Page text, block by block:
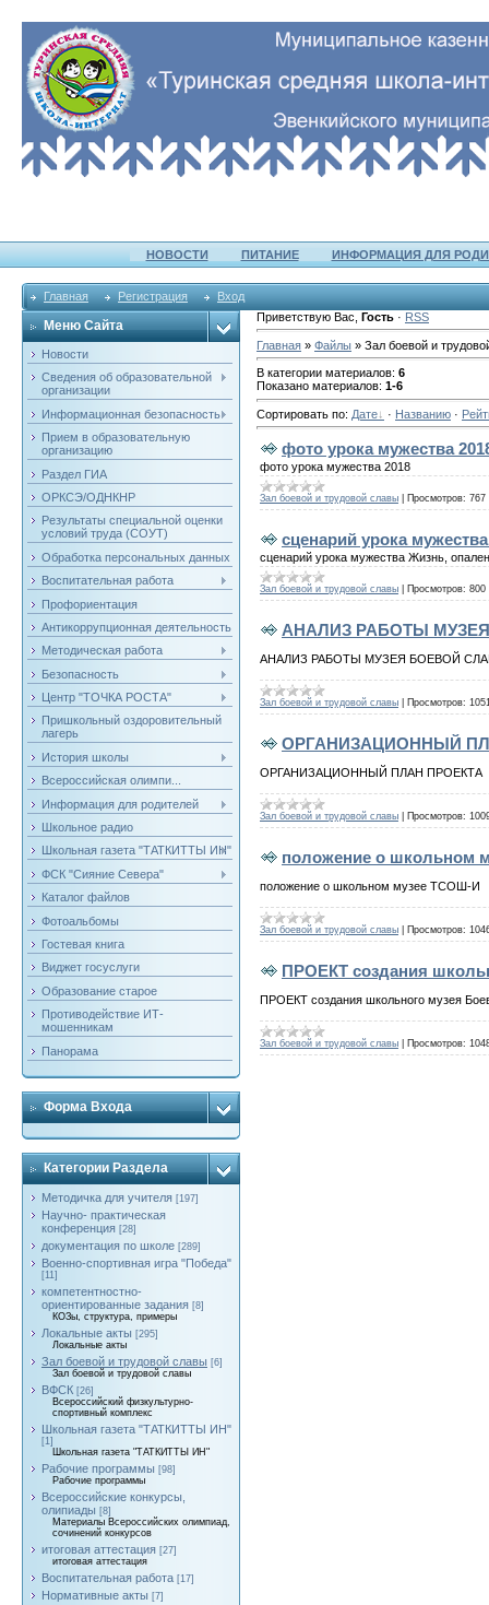
НОВОСТИ ПИТАНИЕ ИНФОРМАЦИЯ ДЛЯ
Главная Регистрация Вход
Меню Сайта
Новости
Сведения об образовательной
организации
Информационная безопасность
Прием в образовательную
организацию
Раздел ГИА
ОРКСЭ/ОДНКНР
Результаты специальной оценки
условий труда (СОУТ)
Обработка персональных данных
Воспитательная работа
Профориентация
Антикоррупционная деятельность
Методическая работа
Безопасность
Центр "ТОЧКА РОСТА"
Пришкольный оздоровительный
лагерь
История школы
Всероссийская олимпи...
Информация для родителей
Школьное радио
Школьная газета "ТАТКИТТЫ ИН"
ФСК "Сияние Севера"
Каталог файлов
Фотоальбомы
Гостевая книга
Виджет госуслуги
Образование старое
Противодействие ИТ-
мошенникам
Панорама
Форма Входа
Категории Раздела
Методичка для учителя [197]
Научно- практическая
конференция [28]
документация по школе [289]
Военно-спортивная игра "Победа"
[11]
компетентностно-
ориентированные задания [8]
КОЗы, структура, примеры
Локальные акты [295]
Локальные акты
Зал боевой и трудовой славы [6]
Зал боевой и трудовой славы
ВФСК [26]
Всероссийский физкультурно-
спортивный комплекс
Школьная газета "ТАТКИТТЫ ИН"
[1]
Школьная газета "ТАТКИТТЫ ИН"
Рабочие программы [98]
Рабочие программы
Всероссийские конкурсы,
олипиады [8]
Материалы Всероссийских олимпиад,
сочинений конкурсов
итоговая аттестация [27]
итоговая аттестация
Воспитательная работа [17]
Нормативные акты [7]
Приветствую Вас Гость · RSS
Главная » Файлы » Зал боевой и
В категории материалов: 6
Показано материалов: 1-6
Сортировать по: Дате · Названию ·
фото урока мужества
фото урока мужества 2018
Зал боевой и трудовой славы Просмотров: 767
сценарий урока
сценарий урока мужества Жизнь,
Зал боевой и трудовой славы Просмотров: 800
АНАЛИЗ РАБОТЫ
АНАЛИЗ РАБОТЫ МУЗЕЯ БОЕВОЙ
Зал боевой и трудовой славы Просмотров:
ОРГАНИЗАЦИОННЫЙ
ОРГАНИЗАЦИОННЫЙ ПЛАН ПРОЕКТА
Зал боевой и трудовой славы Просмотров:
положение о школьном
положение о школьном музее ТСОШ-И
Зал боевой и трудовой славы Просмотров:
ПРОЕКТ создания
ПРОЕКТ создания школьного музея
Зал боевой и трудовой славы Просмотров: